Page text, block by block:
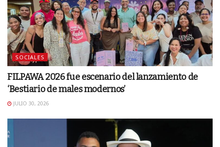
SOCIALES
FILPAWA 2026 fue escenario del lanzamiento de
‘Bestiario de males modernos’
JULIO 30, 2026